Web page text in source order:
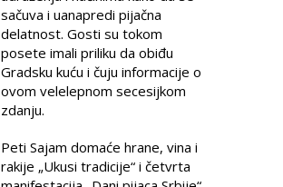
sačuva i uanapredi pijačna
delatnost. Gosti su tokom
posete imali priliku da obiđu
Gradsku kuću i čuju informacije o
ovom velelepnom secesijkom
zdanju.
Peti Sajam domaće hrane, vina i
rakije „Ukusi tradicije“ i četvrta